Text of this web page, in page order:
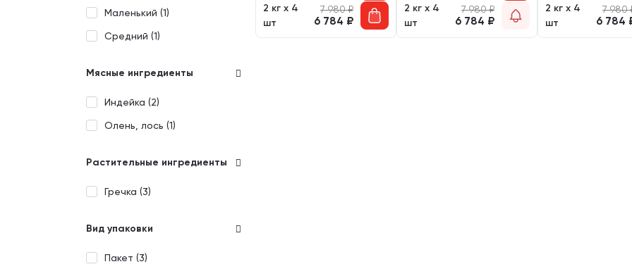
Маленький (1)
Средний (1)
Мясные ингредиенты
Индейка (2)
Олень, лось (1)
Растительные ингредиенты
Гречка (3)
Вид упаковки
Пакет (3)
2 кг х 4
шт
7 980₽
6 784 ₽
2 кг х 4
шт
7 980₽
6 784 ₽
2 кг х 4
шт
7 980
6 784